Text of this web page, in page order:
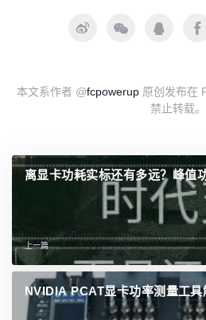
本文系作者 @fcpowerup 原创发布在
禁止转载。
离显卡功耗实标还有多远？峰值
上一篇
NVIDIA PCAT显卡功率测量工具